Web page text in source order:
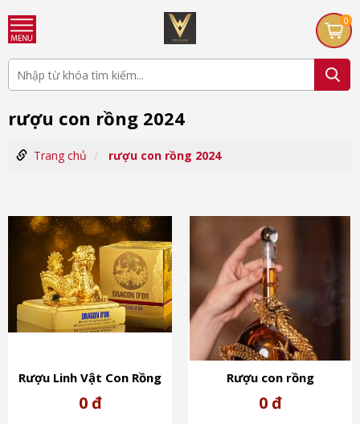
0
rượu con rồng 2024
Trang chủ rượu con rồng 2024
Rượu Linh Vật Con Rồng
Vàng Pháp 2024 Dragon
Dor XO Extra Elegance
0 đ
Rượu con rồng
Pháp NOBBLE Cognac Hors
d’Age-Rượu tết 2024
0 đ